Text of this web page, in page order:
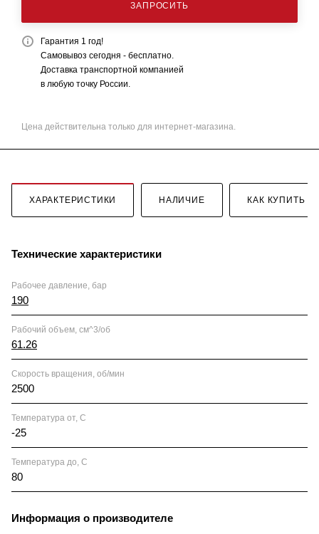
ЗАПРОСИТЬ
Гарантия 1 год!
Самовывоз сегодня - бесплатно.
Доставка транспортной компанией
в любую точку России.
Цена действительна только для интернет-магазина.
ХАРАКТЕРИСТИКИ НАЛИЧИЕ КАК КУПИТЬ
Технические характеристики
Рабочее давление, бар
190
Рабочий объем, см^3/об
61.26
Скорость вращения, об/мин
2500
Температура от, С
-25
Температура до, С
80
Информация о производителе